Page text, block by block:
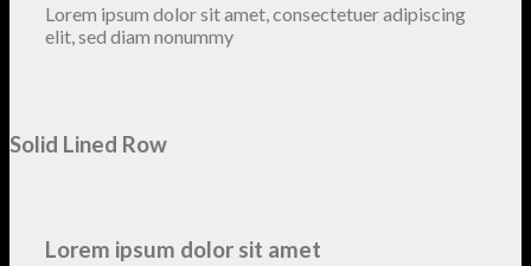
Lorem ipsum dolor sit amet, consectetuer adipiscing
elit, sed diam nonummy
Solid Lined Row
Lorem ipsum dolor sit amet